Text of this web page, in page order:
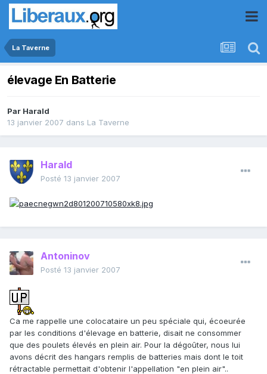
La Taverne
élevage En Batterie
Par Harald
13 janvier 2007 dans La Taverne
Harald
Posté 13 janvier 2007
Antoninov
Posté 13 janvier 2007
Ca me rappelle une colocataire un peu spéciale qui, écoeurée
par les conditions d'élevage en batterie, disait ne consommer
que des poulets élevés en plein air. Pour la dégoûter, nous lui
avons décrit des hangars remplis de batteries mais dont le toit
rétractable permettait d'obtenir l'appellation "en plein air"..